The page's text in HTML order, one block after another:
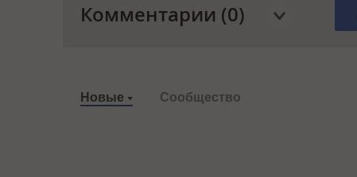
Комментарии (0)
Новые Сообщество